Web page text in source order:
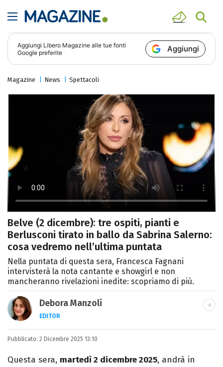
Aggiungi Libero Magazine alle tue fonti
Google preferite
Aggiungi
Magazine News Spettacoli
Belve (2 dicembre): tre ospiti, pianti e
Berlusconi tirato in ballo da Sabrina Salerno:
cosa vedremo nell’ultima puntata
Nella puntata di questa sera, Francesca Fagnani
intervisterà la nota cantante e showgirl e non
mancheranno rivelazioni inedite: scopriamo di più.
Debora Manzoli
EDITOR
LINKEDIN
INSTAGRAM FACEBOOK SITO
Scrittrice, copywriter, editor e pubblicista
mantovana, laureata in Lettere, Cinema e
Pubblicato: 2 Dicembre 2025 13:10
Questa sera, martedì 2 dicembre 2025, andrà in